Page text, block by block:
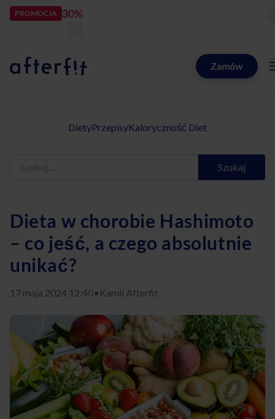
PROMOCJA 30%
Catering dietetyczny Afterfit Zamów
DietyPrzepisyKaloryczność Diet
Szukaj
Dieta w chorobie Hashimoto
– co jeść, a czego absolutnie
unikać?
17 maja 2024 12:40• Kamil Afterfit